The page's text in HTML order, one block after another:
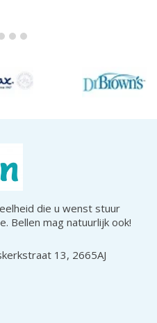
die u wenst stuur
Bellen mag natuurlijk ook!
13, 2665AJ